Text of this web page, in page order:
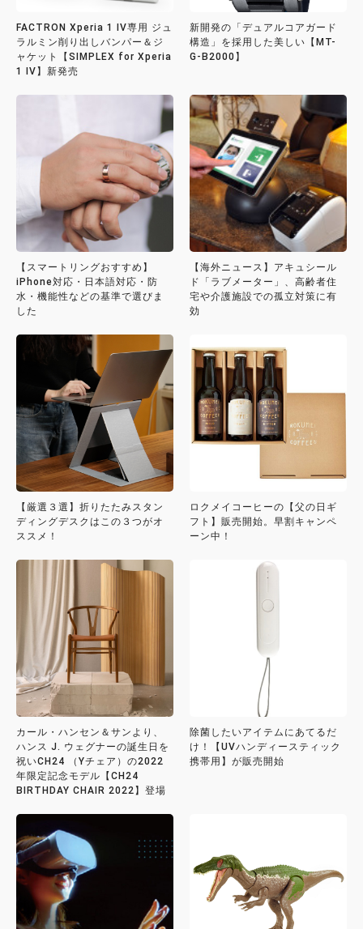
FACTRON Xperia 1 IV専用 ジュ
ラルミン削り出しバンパー＆ジ
ャケット【SIMPLEX for Xperia
1 IV】新発売
新開発の「デュアルコアガード
構造」を採用した美しい【MT-
G-B2000】
【スマートリングおすすめ】
iPhone対応・日本語対応・防
水・機能性などの基準で選びま
した
【海外ニュース】アキュシール
ド「ラブメーター」、高齢者住
宅や介護施設での孤立対策に有
効
【厳選３選】折りたたみスタン
ディングデスクはこの３つがオ
ススメ！
ロクメイコーヒーの【父の日ギ
フト】販売開始。早割キャンペ
ーン中！
カール・ハンセン＆サンより、
ハンス J. ウェグナーの誕生日を
祝いCH24 （Yチェア）の2022
年限定記念モデル【CH24
BIRTHDAY CHAIR 2022】登場
除菌したいアイテムにあてるだ
け！【UVハンディースティック
携帯用】が販売開始